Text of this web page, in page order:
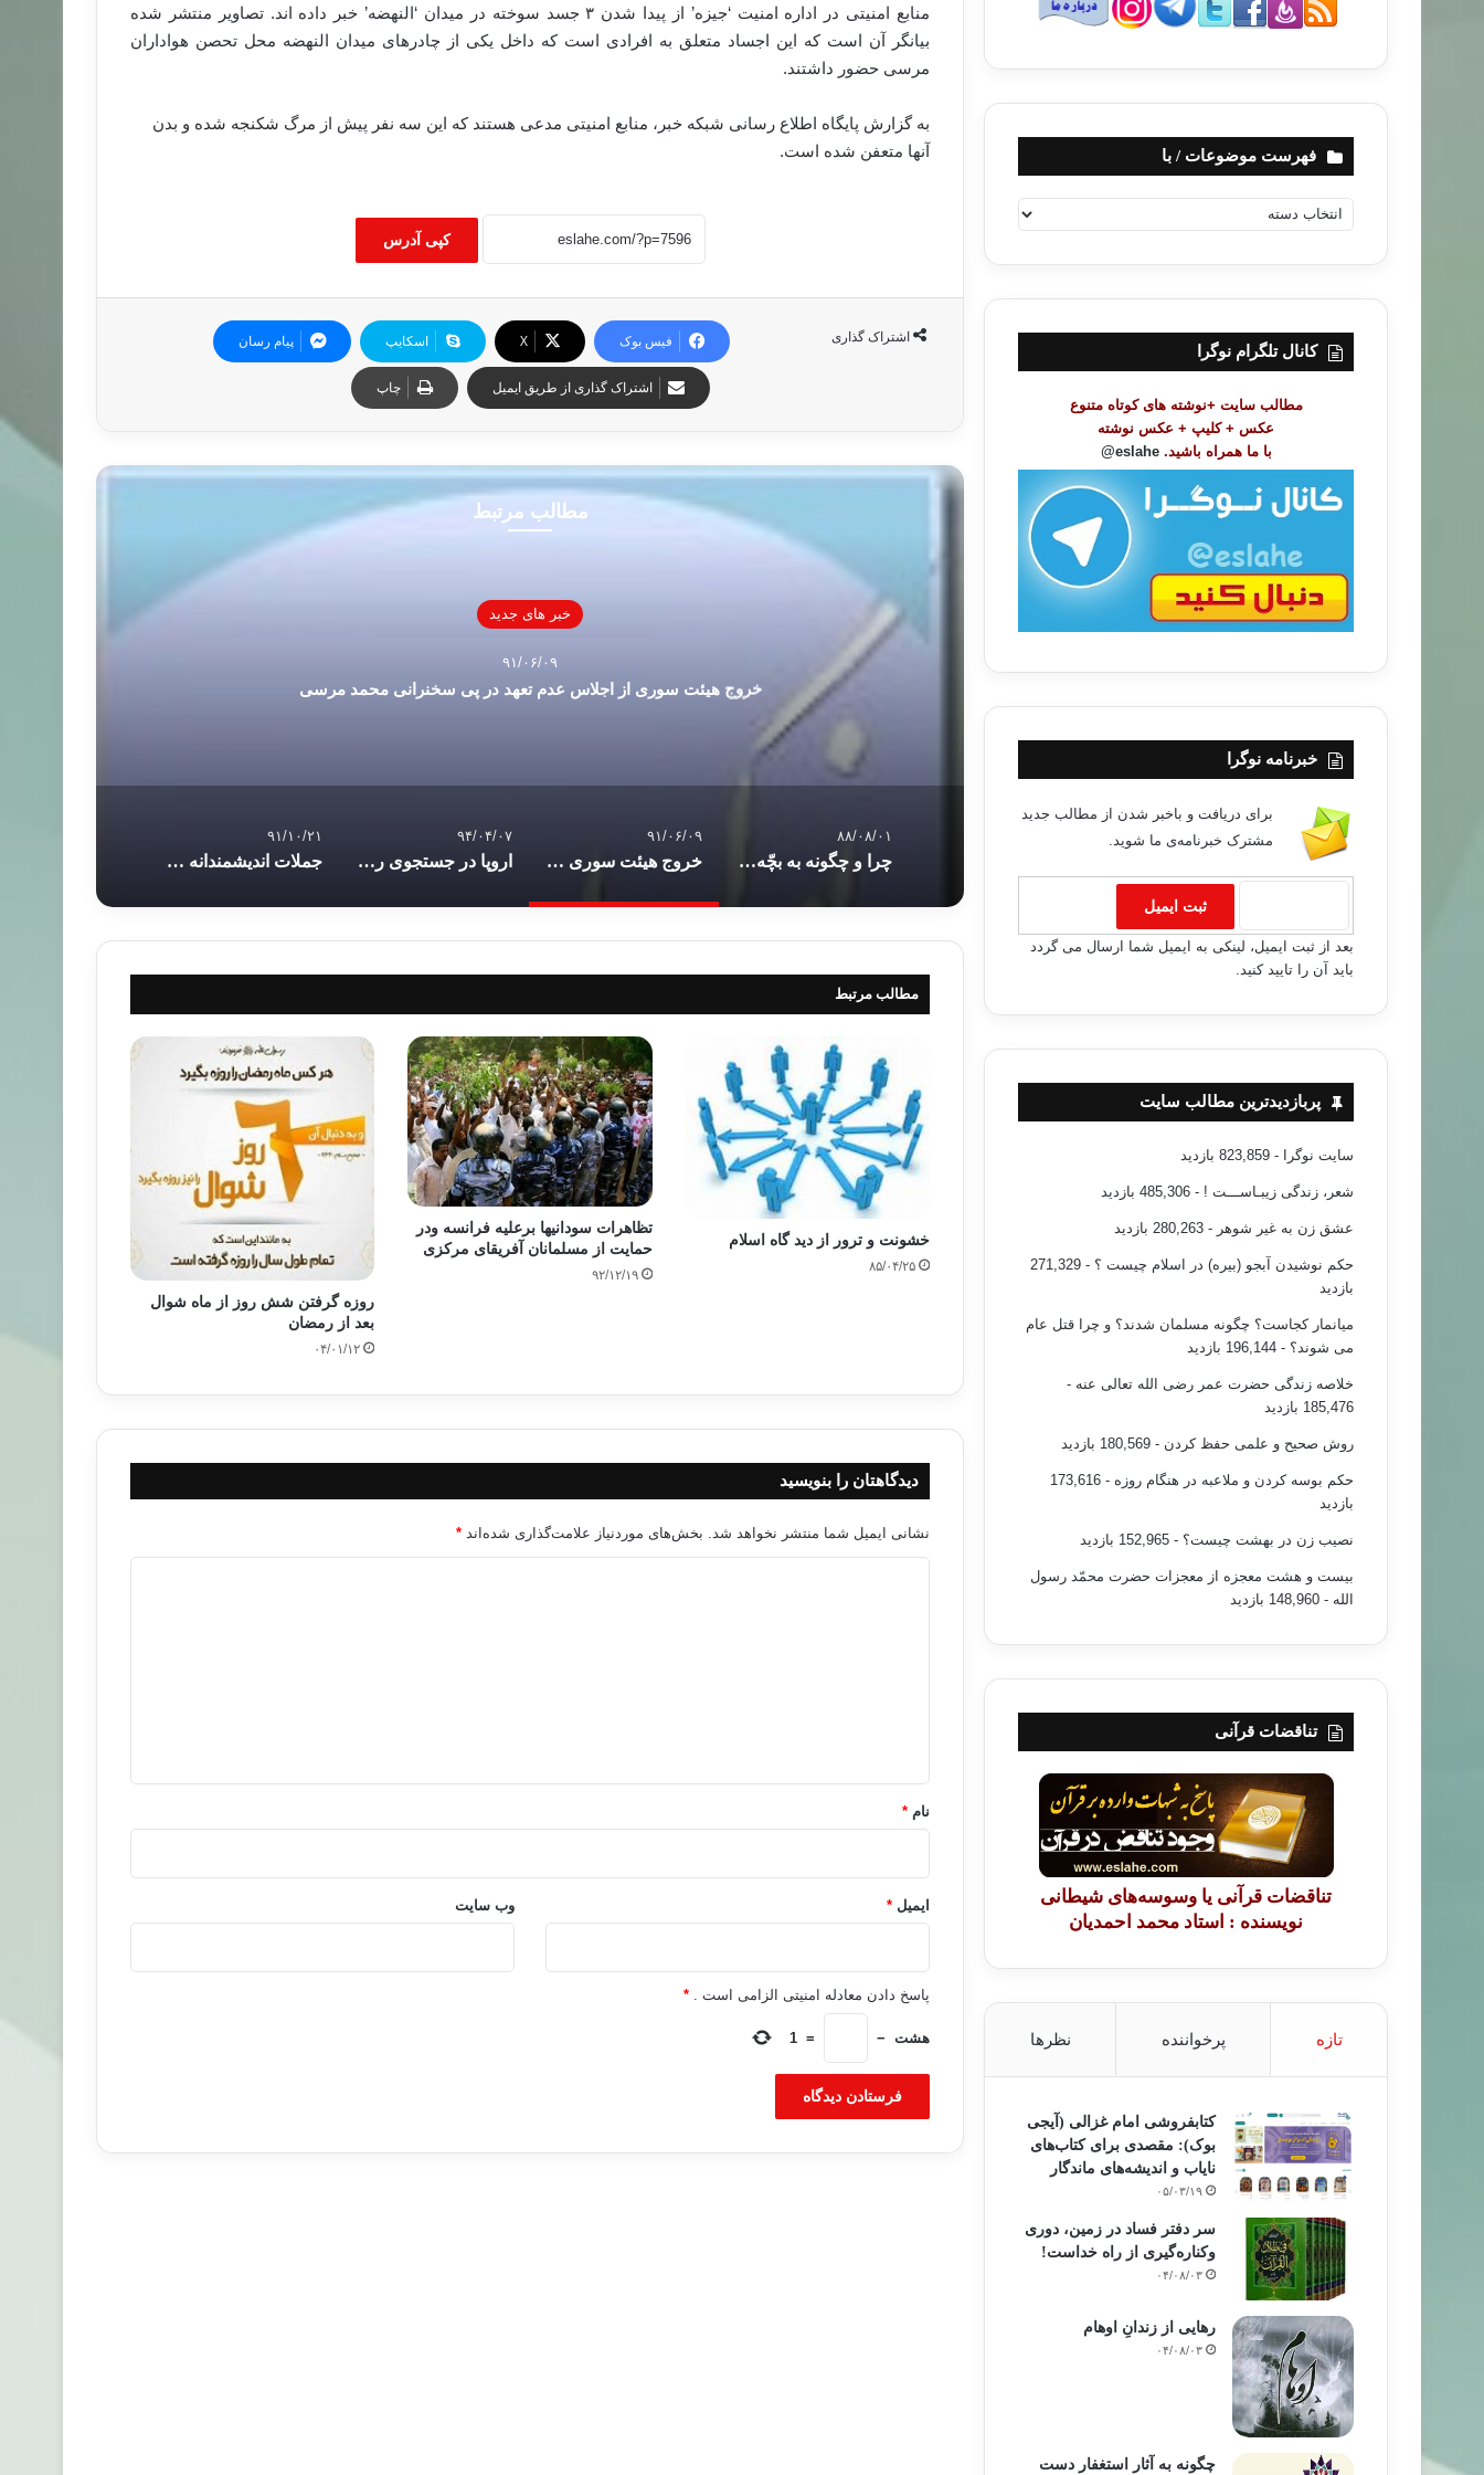
منابع امنیتی در اداره امنیت ‘جیزه’ از پیدا شدن ۳ جسد سوخته در میدان ‘النهضه’ خبر داده اند. تصاویر منتشر شده
بیانگر آن است که این اجساد متعلق به افرادی است که داخل یکی از چادرهای میدان النهضه محل تحصن هواداران
مرسی حضور داشتند.
به گزارش پایگاه اطلاع رسانی شبکه خبر، منابع امنیتی مدعی هستند که این سه نفر پیش از مرگ شکنجه شده و بدن
آنها متعفن شده است.
کپی آدرس
اشتراک گذاری فیس بوک X اسکایپ پیام رسان
اشتراک گذاری از طریق ایمیل چاپ
مطالب مرتبط
۸۸/۰۸/۰۱
خبر های جدید
۹۱/۰۶/۰۹
خروج هیئت سوری از اجلاس عدم تعهد در پی سخنرانی محمد مرسی
۸۸/۰۸/۰۱
چرا و چگونه به بچّه ها پول توجیبی بدهیم ؟
۹۱/۰۶/۰۹
خروج هیئت سوری از اجلاس عدم تعهد در پی سخنرانی محمد مرسی
۹۴/۰۴/۰۷
اروپا در جستجوی راه های مبارزه با اسلام هراسی
۹۱/۱۰/۲۱
جملات اندیشمندانه و حکیمانه دکتر حسابی +عکس
مطالب مرتبط
خشونت و ترور از دید گاه اسلام
۸۵/۰۴/۲۵
تظاهرات سودانیها برعلیه فرانسه ودر
حمایت از مسلمانان آفریقای مرکزی
۹۲/۱۲/۱۹
روزه گرفتن شش روز از ماه شوال
بعد از رمضان
۰۴/۰۱/۱۲
دیدگاهتان را بنویسید
نشانی ایمیل شما منتشر نخواهد شد. بخش‌های موردنیاز علامت‌گذاری شده‌اند *
نام *
ایمیل * وب‌ سایت
پاسخ دادن معادله امنیتی الزامی است . *
هشت −
=
1
فهرست موضوعات / با
ه
ت
ض
کانال تلگرام نوگرا
مطالب سایت +نوشته های کوتاه متنوع
عکس + کلیپ + عکس نوشته
با ما همراه باشید. eslahe@
خبرنامه نوگرا
برای دریافت و باخبر شدن از مطالب جدید
مشترک خبرنامه‌ی ما شوید.
بعد از ثبت ایمیل، لینکی به ایمیل شما ارسال می گردد
باید آن را تایید کنید.
پربازدیدترین مطالب سایت
سایت نوگرا - 823,859 بازدید
شعر، زندگی زیبـاســـت ! - 485,306 بازدید
عشق زن به غیر شوهر - 280,263 بازدید
حکم نوشیدن آبجو (بیره) در اسلام چیست ؟
- 271,329
بازدید
میانمار کجاست؟ چگونه مسلمان شدند؟ و چرا قتل عام
می شوند؟ - 196,144 بازدید
خلاصه زندگی حضرت عمر رضی الله تعالی عنه -
185,476 بازدید
روش صحیح و علمی حفظ کردن - 180,569 بازدید
حکم بوسه کردن و ملاعبه در هنگام روزه
- 173,616
بازدید
نصیب زن در بهشت چیست؟ - 152,965 بازدید
بیست و هشت معجزه از معجزات حضرت محمّد رسول
الله - 148,960 بازدید
تناقضات قرآنی
تناقضات قرآنی یا وسوسه‌های شیطانی
نویسنده : استاد محمد احمدیان
تازه پرخواننده نظرها
کتابفروشی امام غزالی (آیجی
بوک): مقصدی برای کتاب‌های
نایاب و اندیشه‌های ماندگار
۰۵/۰۳/۱۹
سر دفتر فساد در زمین‌، دوری
وکناره‌گیری از راه خداست‌!
۰۴/۰۸/۰۳
رهایی از زندانِ اوهام
۰۴/۰۸/۰۳
چگونه به آثار استغفار دست